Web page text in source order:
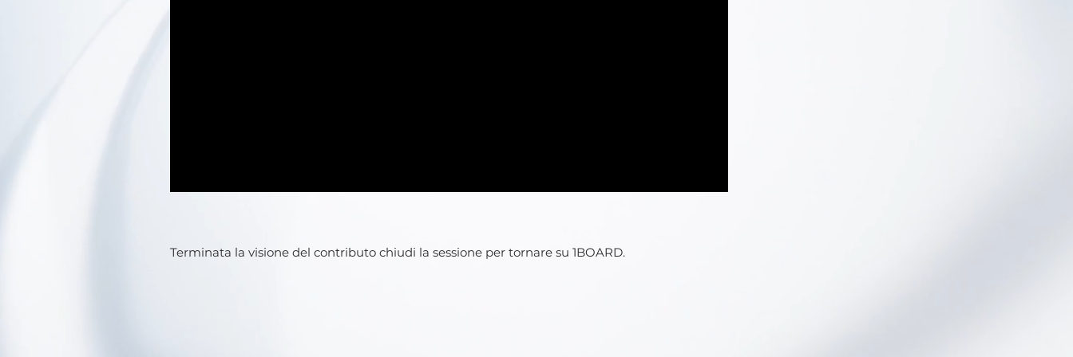
Terminata la visione del contributo chiudi la sessione per tornare su 1BOARD.